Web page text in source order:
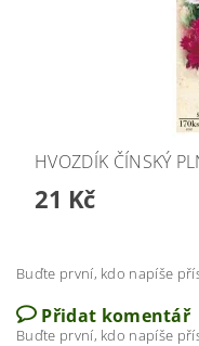
HVOZDÍK ČÍNSKÝ
21 Kč
Buďte první, kdo napíše
Přidat komentář
Buďte první, kdo napíše